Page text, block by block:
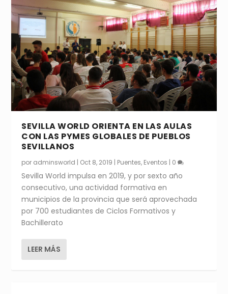
SEVILLA WORLD ORIENTA EN LAS AULAS
CON LAS PYMES GLOBALES DE PUEBLOS
SEVILLANOS
por adminsworld | Oct 8, 2019 | Puentes, Eventos | 0
Sevilla World impulsa en 2019, y por sexto año
consecutivo, una actividad formativa en
municipios de la provincia que será aprovechada
por 700 estudiantes de Ciclos Formativos y
Bachillerato
LEER MÁS